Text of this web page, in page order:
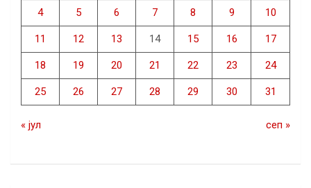
4 5 6 7 8 9 10
11 12 13 14 15 16 17
18 19 20 21 22 23 24
25 26 27 28 29 30 31
« јул сеп »